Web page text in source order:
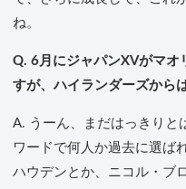
ね。
Q. 6月にジャパンXVがマオ
すが、ハイランダーズから
A. うーん、まだはっきりと
ワードで何人か過去に選ば
ハウデンとか、ニコル・ブ